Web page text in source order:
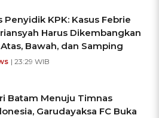
Penyidik KPK: Kasus Febrie
Harus Dikembangkan
Bawah, dan Samping
| 23:29 WIB
Batam Menuju Timnas
Garudayaksa FC Buka